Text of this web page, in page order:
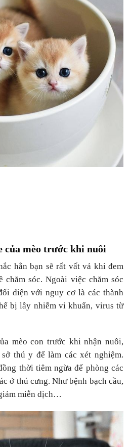
của mèo trước khi nuôi
hẳn bạn sẽ rất vất vả khi đem
chăm sóc. Ngoài việc chăm sóc
diện với nguy cơ là các thành
bị lây nhiễm vi khuẩn, virus từ
mèo con trước khi nhận nuôi,
thú y để làm các xét nghiệm.
thời tiêm ngừa để phòng các
ở thú cưng. Như bệnh bạch cầu,
miễn dịch…